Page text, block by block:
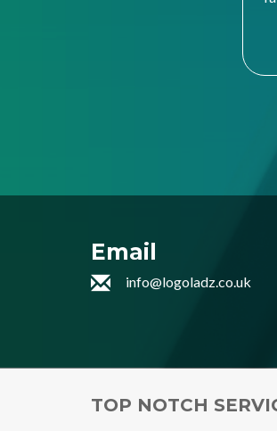
Email
info@logoladz.co.uk
TOP NOTCH